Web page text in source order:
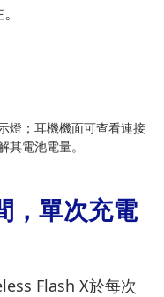
燈；耳機機面可查看連接
其電池電量。
，單次充電
Flash X於每次